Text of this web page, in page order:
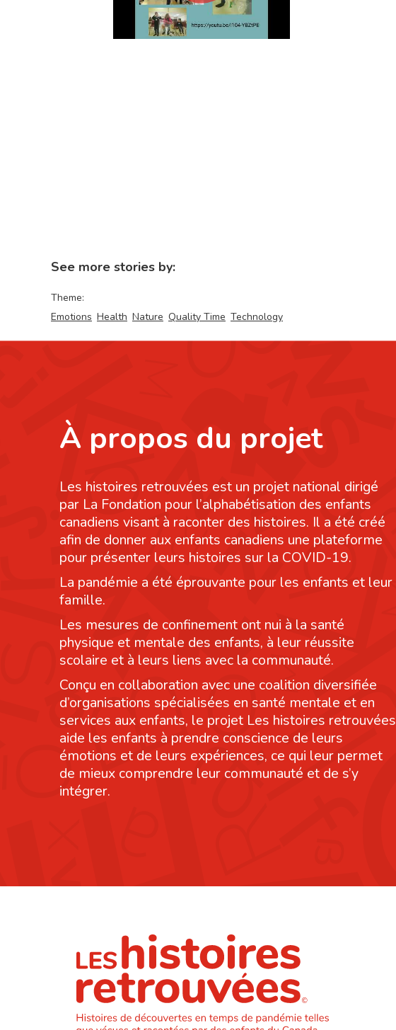
See more stories by:
Theme:
Emotions Health Nature Quality Time Technology
À propos du projet
Les histoires retrouvées est un projet national dirigé
par La Fondation pour l’alphabétisation des enfants
canadiens visant à raconter des histoires. Il a été créé
afin de donner aux enfants canadiens une plateforme
pour présenter leurs histoires sur la COVID-19.
La pandémie a été éprouvante pour les enfants et leur
famille.
Les mesures de confinement ont nui à la santé
physique et mentale des enfants, à leur réussite
scolaire et à leurs liens avec la communauté.
Conçu en collaboration avec une coalition diversifiée
d’organisations spécialisées en santé mentale et en
services aux enfants, le projet Les histoires retrouvées
aide les enfants à prendre conscience de leurs
émotions et de leurs expériences, ce qui leur permet
de mieux comprendre leur communauté et de s’y
intégrer.